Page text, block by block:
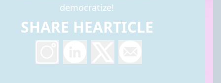
democratize!
SHARE HEARTICLE